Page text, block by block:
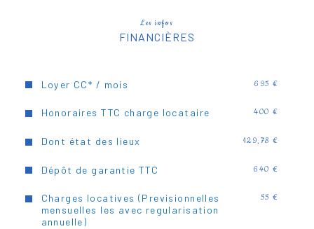
Les infos
FINANCIÈRES
Loyer CC* / mois 695 €
Honoraires TTC charge locataire 400 €
Dont état des lieux 129,78 €
Dépôt de garantie TTC 640 €
Charges locatives (Previsionnelles
mensuelles les avec regularisation
annuelle)
55 €